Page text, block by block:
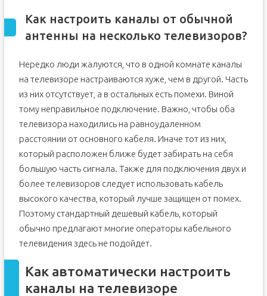
Как настроить каналы от обычной
антенны на несколько телевизоров?
Нередко люди жалуются, что в одной комнате каналы
на телевизоре настраиваются хуже, чем в другой. Часть
из них отсутствует, а в остальных есть помехи. Виной
тому неправильное подключение. Важно, чтобы оба
телевизора находились на равноудаленном
расстоянии от основного кабеля. Иначе тот из них,
который расположен ближе будет забирать на себя
большую часть сигнала. Также для подключения двух и
более телевизоров следует использовать кабель
высокого качества, который лучше защищен от помех.
Поэтому стандартный дешевый кабель, который
обычно предлагают многие операторы кабельного
телевидения здесь не подойдет.
Как автоматически настроить
каналы на телевизоре